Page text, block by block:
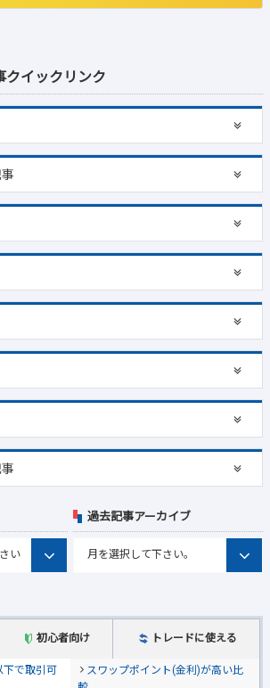
クイックリンク
初心者向け トレードに使える
下で取引可
スワップポイント(金利)が高い比
過去記事アーカイブ